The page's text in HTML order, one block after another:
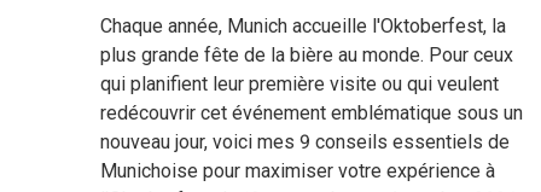
Chaque année, Munich accueille l'Oktoberfest, la
plus grande fête de la bière au monde. Pour ceux
qui planifient leur première visite ou qui veulent
redécouvrir cet événement emblématique sous un
nouveau jour, voici mes 9 conseils essentiels de
Munichoise pour maximiser votre expérience à